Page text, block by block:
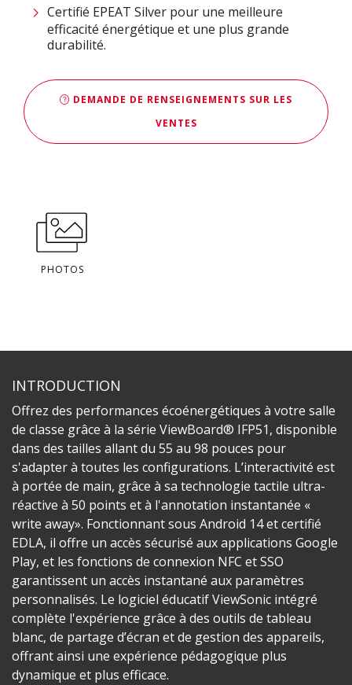
Certifié EPEAT Silver pour une meilleure
efficacité énergétique et une plus grande
durabilité​.
DEMANDE DE RENSEIGNEMENTS SUR LES
VENTES
PHOTOS
INTRODUCTION
Offrez des performances écoénergétiques à votre salle
de classe grâce à la série ViewBoard® IFP51, disponible
dans des tailles allant du 55 au 98 pouces pour
s'adapter à toutes les configurations. L’interactivité est
à portée de main, grâce à sa technologie tactile ultra-
réactive à 50 points et à l'annotation instantanée «
write away». Fonctionnant sous Android 14 et certifié
EDLA, il offre un accès sécurisé aux applications Google
Play, et les fonctions de connexion NFC et SSO
garantissent un accès instantané aux paramètres
personnalisés. Le logiciel éducatif ViewSonic intégré
complète l'expérience grâce à des outils de tableau
blanc, de partage d’écran et de gestion des appareils,
offrant ainsi une expérience pédagogique plus
dynamique et plus efficace.